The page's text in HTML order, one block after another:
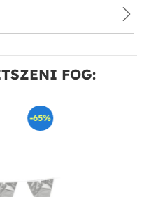
FOG:
-65%